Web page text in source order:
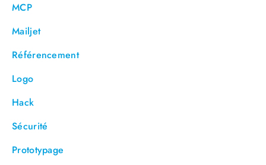
MCP
Mailjet
Référencement
Logo
Hack
Sécurité
Prototypage